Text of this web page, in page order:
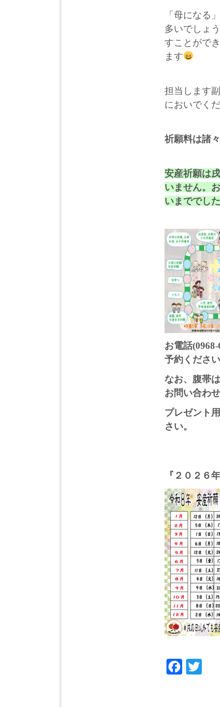
「母になる
多いでしょ
すことがで
ます
担当します
においでく
祈願料は諸
安産祈願は
いません。
いまででし
お電話
予約くださ
なお、腹帯
お問い合わ
プレゼント
さい。
『２０２６